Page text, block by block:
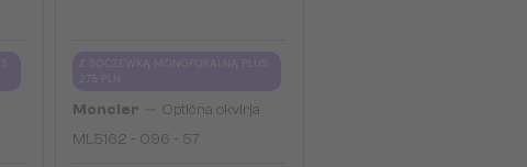
Moncler
Optična okvirja
ML5162 - 096 - 57